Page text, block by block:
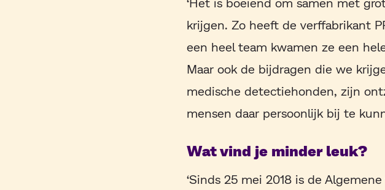
krijgen. Zo heeft de verffabrikant
een heel team kwamen ze een
Maar ook de bijdragen die we
medische detectiehonden, zijn
mensen daar persoonlijk bij te
Wat vind je minder leuk?
‘Sinds 25 mei 2018 is de